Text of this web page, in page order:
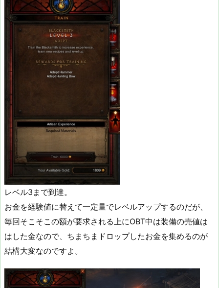
レベル3まで到達。
お金を経験値に替えて一定量でレベルアップするのだが、
毎回そこそこの額が要求される上にOBT中は装備の売値は
はした金なので、ちまちまドロップしたお金を集めるのが
結構大変なのですよ。